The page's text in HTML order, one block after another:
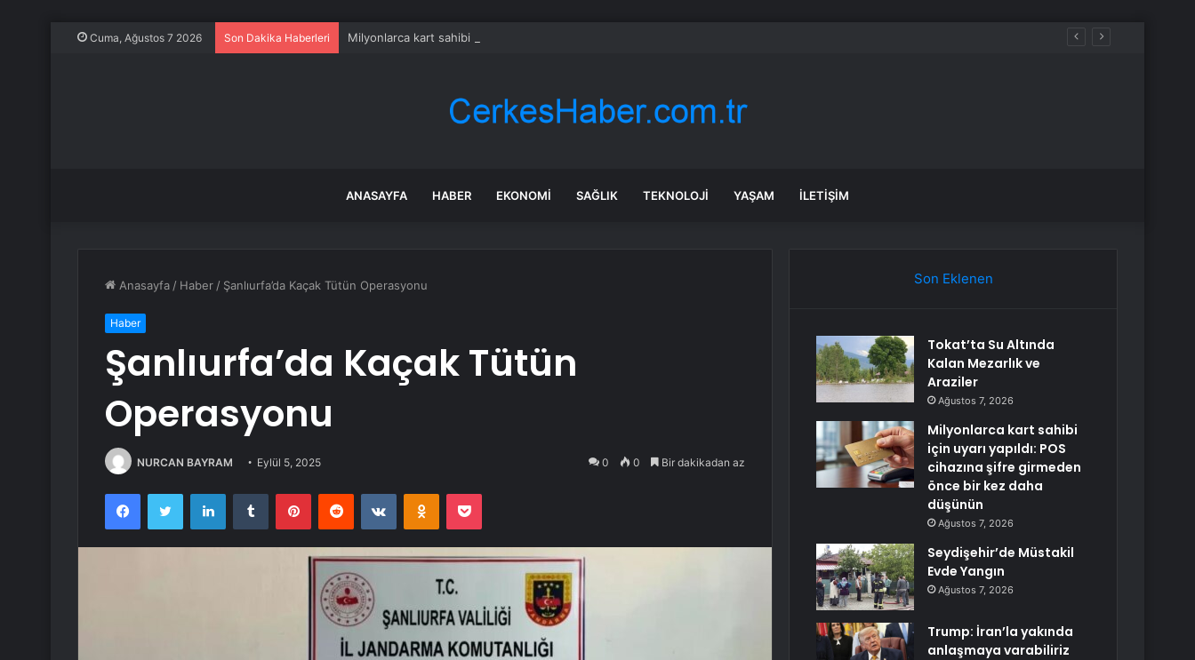
Cuma, Ağustos 7 2026 Son Dakika Haberleri Milyonlarca kart sahibi için uyarı yapıldı: POS cihazına şifre girmeden önce bir kez daha düşünün
ANASAYFA HABER EKONOMI SAĞLIK TEKNOLOJI YAŞAM İLETIŞIM
Anasayfa / Haber / Şanlıurfa’da Kaçak Tütün Operasyonu
Haber
Şanlıurfa’da Kaçak Tütün
Operasyonu
NURCAN BAYRAM Eylül 5, 2025 0 0 Bir dakikadan az
FacebookTwitter LinkedInTumblr PinterestReddit VKontakteOdnoklassniki
Pocket
Son Eklenen
Tokat’ta Su Altında
Kalan Mezarlık ve
Araziler
Ağustos 7, 2026
Milyonlarca kart sahibi
için uyarı yapıldı: POS
cihazına şifre girmeden
önce bir kez daha
düşünün
Ağustos 7, 2026
Seydişehir’de Müstakil
Evde Yangın
Ağustos 7, 2026
Trump: İran’la yakında
anlaşmaya varabiliriz